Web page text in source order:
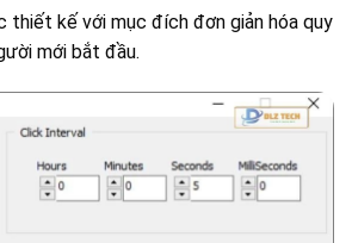
thiết kế với mục đích đơn giản hóa quy
mới bắt đầu.